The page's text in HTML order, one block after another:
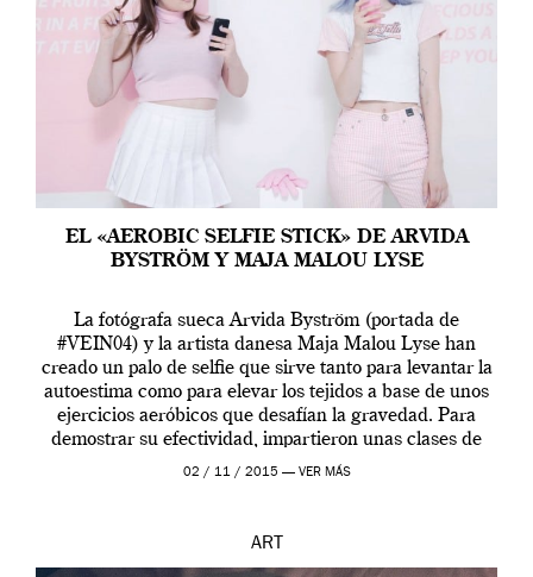
EL «AEROBIC SELFIE STICK» DE ARVIDA
BYSTRÖM Y MAJA MALOU LYSE
La fotógrafa sueca Arvida Byström (portada de
#VEIN04) y la artista danesa Maja Malou Lyse han
creado un palo de selfie que sirve tanto para levantar la
autoestima como para elevar los tejidos a base de unos
ejercicios aeróbicos que desafían la gravedad. Para
demostrar su efectividad, impartieron unas clases de
prueba en el Tate […]
02 / 11 / 2015 — VER MÁS
ART